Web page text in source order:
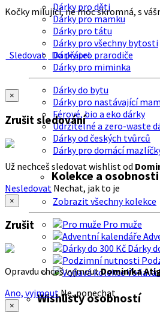
Dárky pro děti
Dárky pro mamku
Dárky pro tátu
Dárky pro všechny bytosti
Dárky pro prarodiče
Dárky pro miminka
Dárky do bytu
Dárky pro nastávající
Férové, bio a eko dárky
Udržitelné a zero-waste
Dárky od českých tvůrců
Dárky pro domácí
Kolekce a osobnosti
Zobrazit všechny kolekce
Pro muže
Dárky
Voňavá
Wishlisty osobností
Kočky milující, ne moc skromná, s
Sledovat Do přátel
×
Zrušit sledování
Už nechceš sledovat wishlist od
Nesledovat Nechat, jak to je
×
Zrušit
Opravdu chceš vyjmoutDominika
Ano, vyjmout Ne, ponechat
×